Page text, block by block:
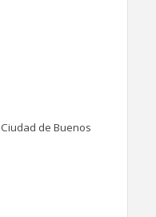
de Buenos